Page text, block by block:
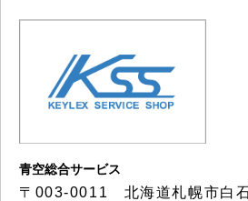
青空総合サービス
〒003-0011 北海道札幌市白